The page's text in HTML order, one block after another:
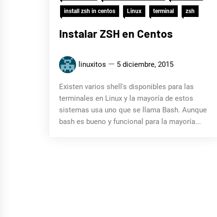
install zsh in centos Linux terminal zsh
Instalar ZSH en Centos
linuxitos 5 diciembre, 2015
Existen varios shell's disponibles para las
terminales en Linux y la mayoría de estos
sistemas usa uno que se llama Bash. Aunque
bash es bueno y funcional para la mayoría...